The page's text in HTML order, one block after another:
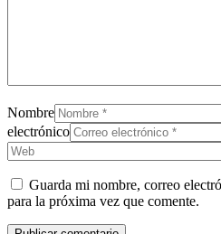
Nombre
electrónico
Guarda mi nombre, correo
para la próxima vez que comente.